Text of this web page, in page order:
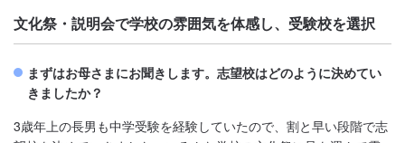
文化祭・説明会で学校の雰囲気を体感し、受験校を選択
まずはお母さまにお聞きします。志望校はどのように決めてい
きましたか？
3歳年上の長男も中学受験を経験していたので、割と早い段階で志